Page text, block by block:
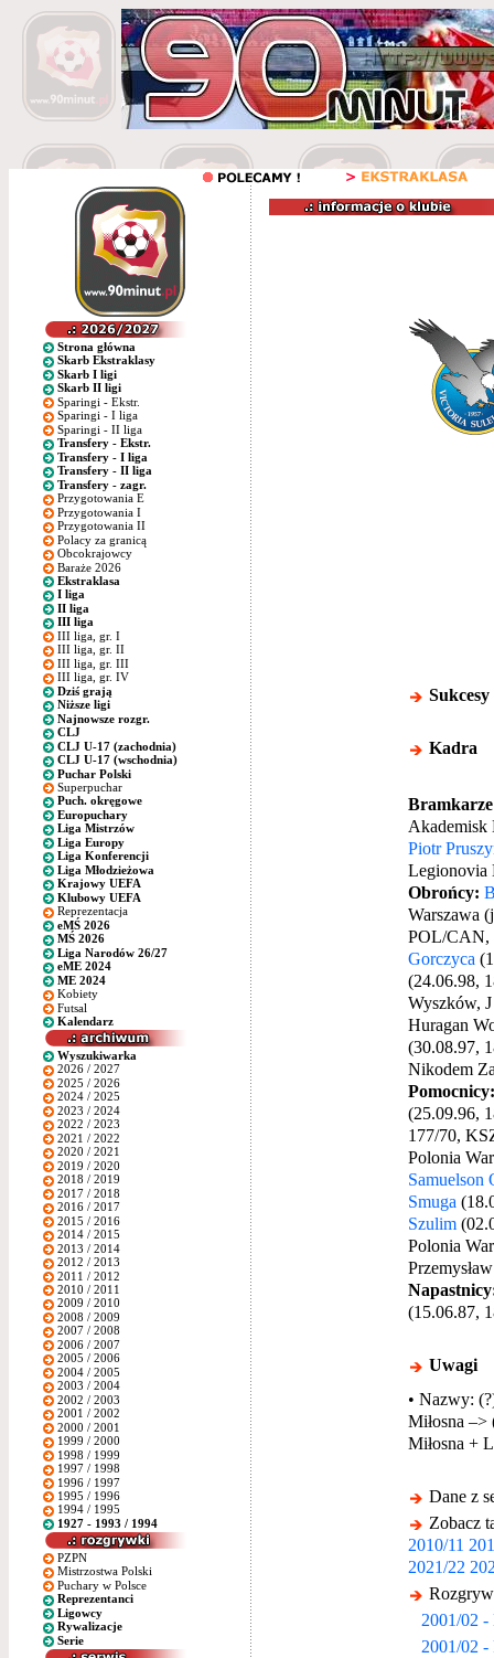
Strona główna
Skarb Ekstraklasy
Skarb I ligi
Skarb II ligi
Sparingi - Ekstr.
Sparingi - I liga
Sparingi - II liga
Transfery - Ekstr.
Transfery - I liga
Transfery - II liga
Transfery - zagr.
Przygotowania E
Przygotowania I
Przygotowania II
Polacy za granicą
Obcokrajowcy
Baraże 2026
Ekstraklasa
I liga
II liga
III liga
III liga, gr. I
III liga, gr. II
III liga, gr. III
III liga, gr. IV
Dziś grają
Niższe ligi
Najnowsze rozgr.
CLJ
CLJ U-17 (zachodnia)
CLJ U-17 (wschodnia)
Puchar Polski
Superpuchar
Puch. okręgowe
Europuchary
Liga Mistrzów
Liga Europy
Liga Konferencji
Liga Młodzieżowa
Krajowy UEFA
Klubowy UEFA
Reprezentacja
eMŚ 2026
MŚ 2026
Liga Narodów 26/27
eME 2024
ME 2024
Kobiety
Futsal
Kalendarz
Wyszukiwarka
2026 / 2027
2025 / 2026
2024 / 2025
2023 / 2024
2022 / 2023
2021 / 2022
2020 / 2021
2019 / 2020
2018 / 2019
2017 / 2018
2016 / 2017
2015 / 2016
2014 / 2015
2013 / 2014
2012 / 2013
2011 / 2012
2010 / 2011
2009 / 2010
2008 / 2009
2007 / 2008
2006 / 2007
2005 / 2006
2004 / 2005
2003 / 2004
2002 / 2003
2001 / 2002
2000 / 2001
1999 / 2000
1998 / 1999
1997 / 1998
1996 / 1997
1995 / 1996
1994 / 1995
1927 - 1993 / 1994
PZPN
Mistrzostwa Polski
Puchary w Polsce
Reprezentanci
Ligowcy
Rywalizacje
Serie
Sukcesy
Kadra
Piotr
Legionovia
Obrońcy:
Warszawa
POL/CAN,
Gorczyca
(24.06.98,
Wyszków,
Huragan
(30.08.97,
Nikodem
Pomocnicy:
(25.09.96,
177/70,
Polonia
Samuelson
Smuga
Szulim
Polonia
(15.06.87,
Uwagi
• Nazwy:
Miłosna
Miłosna +
Dane z
Zobacz
2010/11
2021/22
2001/02 -
2001/02 -